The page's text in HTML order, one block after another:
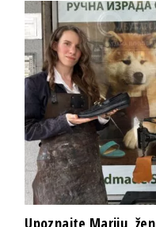
Upoznajte Mariju,